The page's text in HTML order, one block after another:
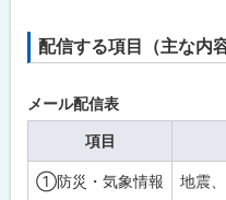
ト
プ
に
る
配信する項目（主な内容
メール配信表
項目
①防災・気象情報 地震